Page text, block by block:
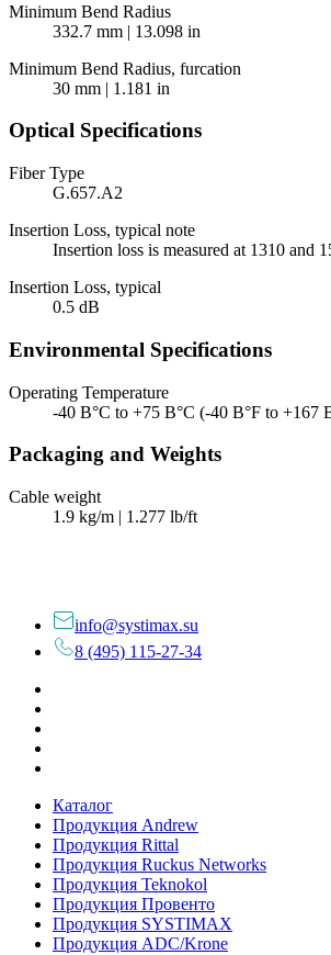
Minimum Bend Radius
332.7 mm | 13.098 in
Minimum Bend Radius, furcation
30 mm | 1.181 in
Optical Specifications
Fiber Type
G.657.A2
Insertion Loss, typical note
Insertion loss is measured at 1310 and
Insertion Loss, typical
0.5 dB
Environmental Specifications
Operating Temperature
-40 В°C to +75 В°C (-40 В°F to +167
Packaging and Weights
Cable weight
1.9 kg/m | 1.277 lb/ft
info@systimax.su
8 (495) 115-27-34
Каталог
Продукция Andrew
Продукция Rittal
Продукция Ruckus Networks
Продукция Teknokol
Продукция Провенто
Продукция SYSTIMAX
Продукция ADC/Krone